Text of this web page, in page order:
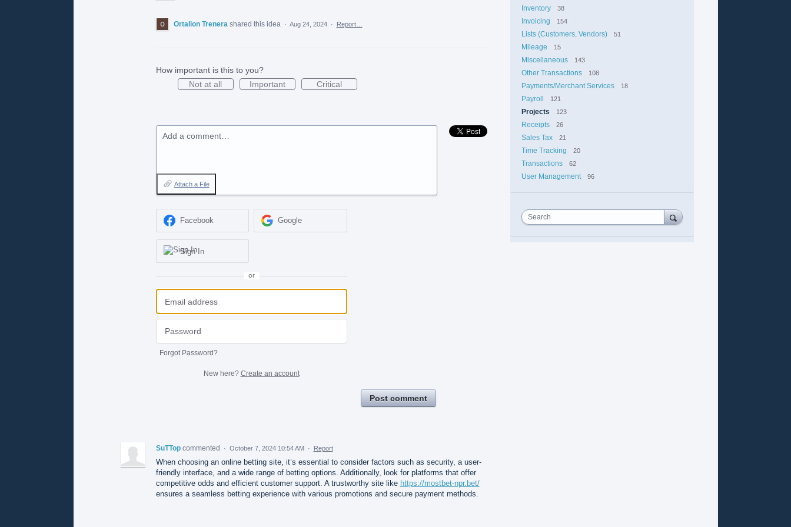
Ortalion Trenera shared this idea · Aug 24, 2024 · Report…
How important is this to you?
Not at all
Important Critical
Add a comment…
Attach a File
Facebook Google
Sign In
or
Forgot Password?
New here? Create an account
Post comment
SuTTop commented · October 7, 2024 10:54 AM · Report
When choosing an online betting site, it’s essential to consider factors such as security, a user-
friendly interface, and a wide range of betting options. Additionally, look for platforms that offer
competitive odds and efficient customer support. A trustworthy site like https://mostbet-npr.bet/
ensures a seamless betting experience with various promotions and secure payment methods.
Inventory 38
Invoicing 154
Lists (Customers, Vendors) 51
Mileage 15
Miscellaneous 143
Other Transactions 108
Payments/Merchant Services 18
Payroll 121
Projects 123
Receipts 26
Sales Tax 21
Time Tracking 20
Transactions 62
User Management 96
Search